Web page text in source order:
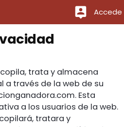
Accede
trata y almacena
a través de la web de su
Esta
a los usuarios de la web.
tratara y